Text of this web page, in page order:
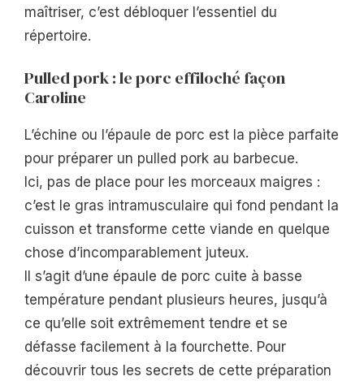
maîtriser, c’est débloquer l’essentiel du
répertoire.
Pulled pork : le porc effiloché façon
Caroline
L’échine ou l’épaule de porc est la pièce parfaite
pour préparer un pulled pork au barbecue.
Ici, pas de place pour les morceaux maigres :
c’est le gras intramusculaire qui fond pendant la
cuisson et transforme cette viande en quelque
chose d’incomparablement juteux.
Il s’agit d’une épaule de porc cuite à basse
température pendant plusieurs heures, jusqu’à
ce qu’elle soit extrêmement tendre et se
défasse facilement à la fourchette. Pour
découvrir tous les secrets de cette préparation